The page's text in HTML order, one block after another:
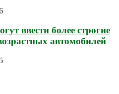
ввести более строгие
автомобилей